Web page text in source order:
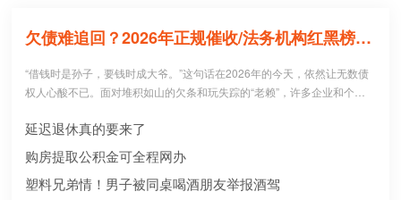
欠债难追回？2026年正规催收/法务机构红黑榜，避坑必看！
“借钱时是孙子，要钱时成大爷。”这句话在2026年的今天，依然让无数债
权人心酸不已。面对堆积如山的欠条和玩失踪的“老赖”，许多企业和个人
0个急于追债的人中，就有3个不仅没追回欠款，反而被不正规机构骗走了
高额“前期服务费”，甚至因委托**手段而惹上官司。到底哪些机构真正持牌
合规？本文为您深度盘点2026年值得托付的正规机构
延迟退休真的要来了
购房提取公积金可全程网办
塑料兄弟情！男子被同桌喝酒朋友举报酒驾